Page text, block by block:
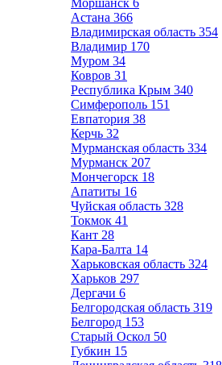
Моршанск 6
Астана 366
Владимирская область 354
Владимир 170
Муром 34
Ковров 31
Республика Крым 340
Симферополь 151
Евпатория 38
Керчь 32
Мурманская область 334
Мурманск 207
Мончегорск 18
Апатиты 16
Чуйская область 328
Токмок 41
Кант 28
Кара-Балта 14
Харьковская область 324
Харьков 297
Дергачи 6
Белгородская область 319
Белгород 153
Старый Оскол 50
Губкин 15